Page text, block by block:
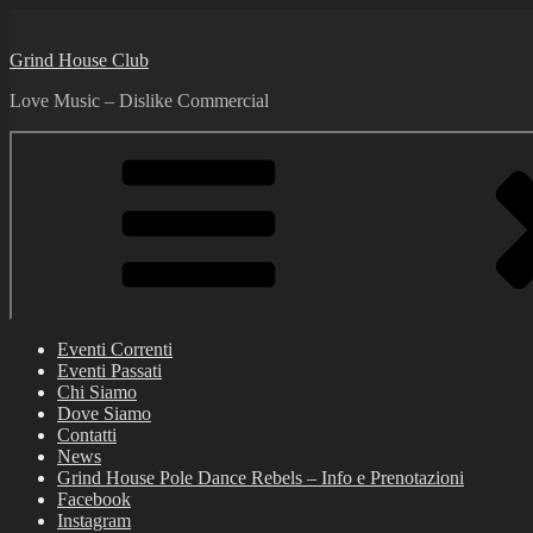
content
Grind House Club
Love Music – Dislike Commercial
Eventi Correnti
Eventi Passati
Chi Siamo
Dove Siamo
Contatti
News
Grind House Pole Dance Rebels – Info e Prenotazioni
Facebook
Instagram